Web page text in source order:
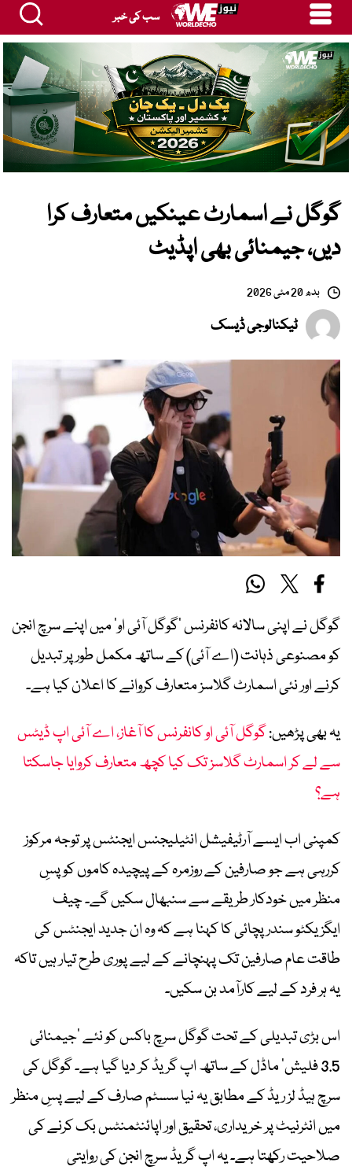
سب کی خبر
گوگل نے اسمارٹ عینکیں متعارف کرا
دیں، جیمنائی بھی اپڈیٹ
بدھ 20 مئی 2026
ٹیکنالوجی ڈیسک
گوگل نے اپنی سالانہ کانفرنس ’گوگل آئی او‘ میں اپنے سرچ انجن
کو مصنوعی ذہانت (اے آئی) کے ساتھ مکمل طور پر تبدیل
کرنے اور نئی اسمارٹ گلاسز متعارف کروانے کا اعلان کیا ہے۔
یہ بھی پڑھیں:گوگل آئی او کانفرنس کا آغاز، اے آئی اپ ڈیٹس
سے لے کر اسمارٹ گلاسز تک کیا کچھ متعارف کروایا جاسکتا
ہے؟
کمپنی اب ایسے آرٹیفیشل انٹیلیجنس ایجنٹس پر توجہ مرکوز
کررہی ہے جو صارفین کے روزمرہ کے پیچیدہ کاموں کو پسِ
منظر میں خودکار طریقے سے سنبھال سکیں گے۔ چیف
ایگزیکٹو سندر پچائی کا کہنا ہے کہ وہ ان جدید ایجنٹس کی
طاقت عام صارفین تک پہنچانے کے لیے پوری طرح تیار ہیں تاکہ
یہ ہر فرد کے لیے کارآمد بن سکیں۔
اس بڑی تبدیلی کے تحت گوگل سرچ باکس کو نئے ’جیمنائی
3.5 فلیش‘ ماڈل کے ساتھ اپ گریڈ کر دیا گیا ہے۔ گوگل کی
سرچ ہیڈ لز ریڈ کے مطابق یہ نیا سسٹم صارف کے لیے پسِ منظر
میں انٹرنیٹ پر خریداری، تحقیق اور اپائنٹمنٹس بک کرنے کی
صلاحیت رکھتا ہے۔ یہ اپ گریڈ سرچ انجن کی روایتی